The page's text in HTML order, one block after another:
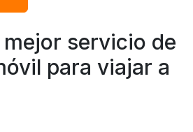
servicio de
para viajar a